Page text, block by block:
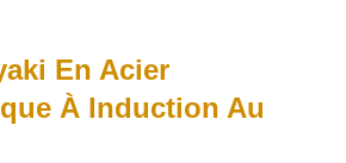
En Acier
À Induction Au